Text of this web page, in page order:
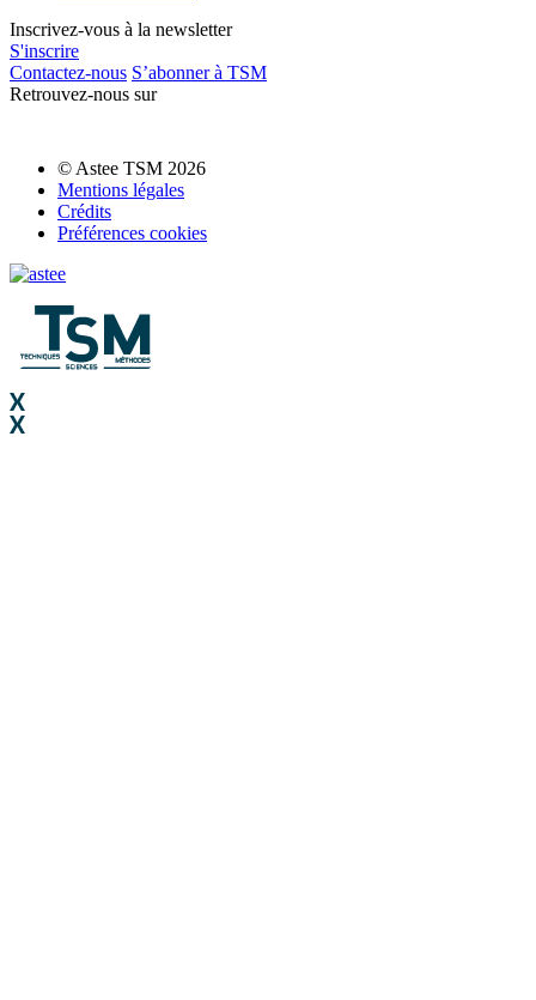
Inscrivez-vous à la newsletter
S'inscrire
Contactez-nous S’abonner à TSM
Retrouvez-nous sur
© Astee TSM 2026
Mentions légales
Crédits
Préférences cookies